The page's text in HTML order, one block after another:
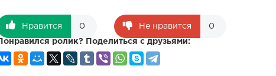
Нравится 0 Не нравится 0
Понравился ролик? Поделиться с друзьями: